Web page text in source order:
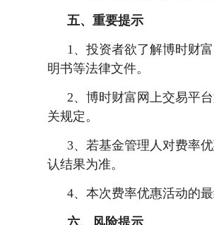
五、重要提示
1、投资者欲了解博时财
明书等法律文件。
2、博时财富网上交易平
关规定。
3、若基金管理人对费率
认结果为准。
4、本次费率优惠活动的
六、风险提示